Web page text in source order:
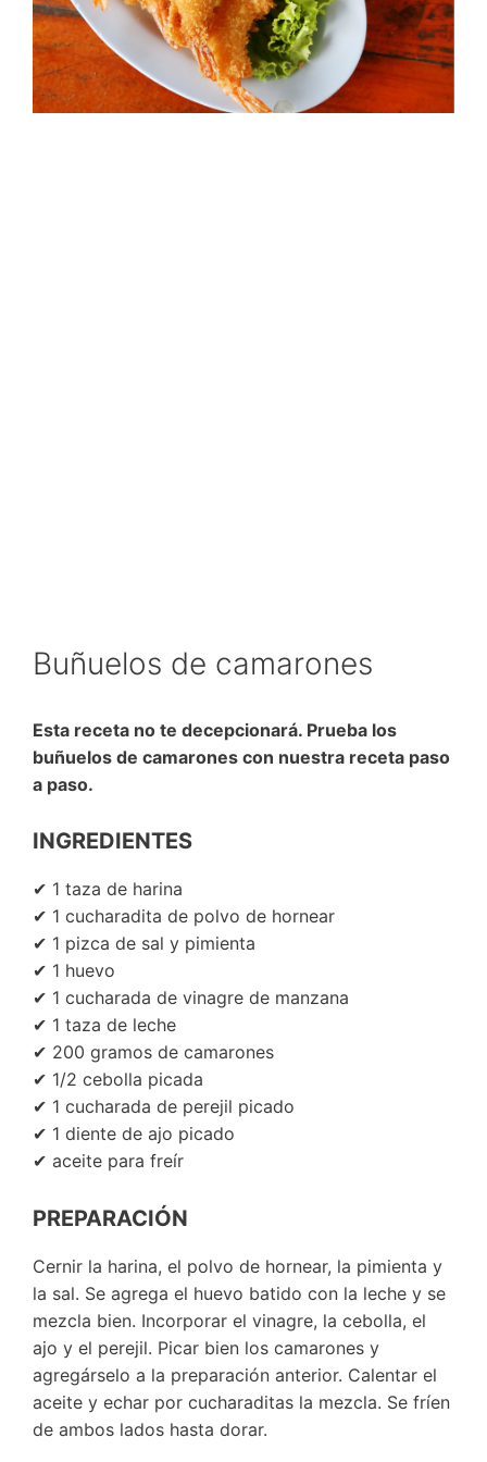
Buñuelos de camarones
Esta receta no te decepcionará. Prueba los
buñuelos de camarones con nuestra receta paso
a paso.
INGREDIENTES
✔ 1 taza de harina
✔ 1 cucharadita de polvo de hornear
✔ 1 pizca de sal y pimienta
✔ 1 huevo
✔ 1 cucharada de vinagre de manzana
✔ 1 taza de leche
✔ 200 gramos de camarones
✔ 1/2 cebolla picada
✔ 1 cucharada de perejil picado
✔ 1 diente de ajo picado
✔ aceite para freír
PREPARACIÓN
Cernir la harina, el polvo de hornear, la pimienta y
la sal. Se agrega el huevo batido con la leche y se
mezcla bien. Incorporar el vinagre, la cebolla, el
ajo y el perejil. Picar bien los camarones y
agregárselo a la preparación anterior. Calentar el
aceite y echar por cucharaditas la mezcla. Se fríen
de ambos lados hasta dorar.